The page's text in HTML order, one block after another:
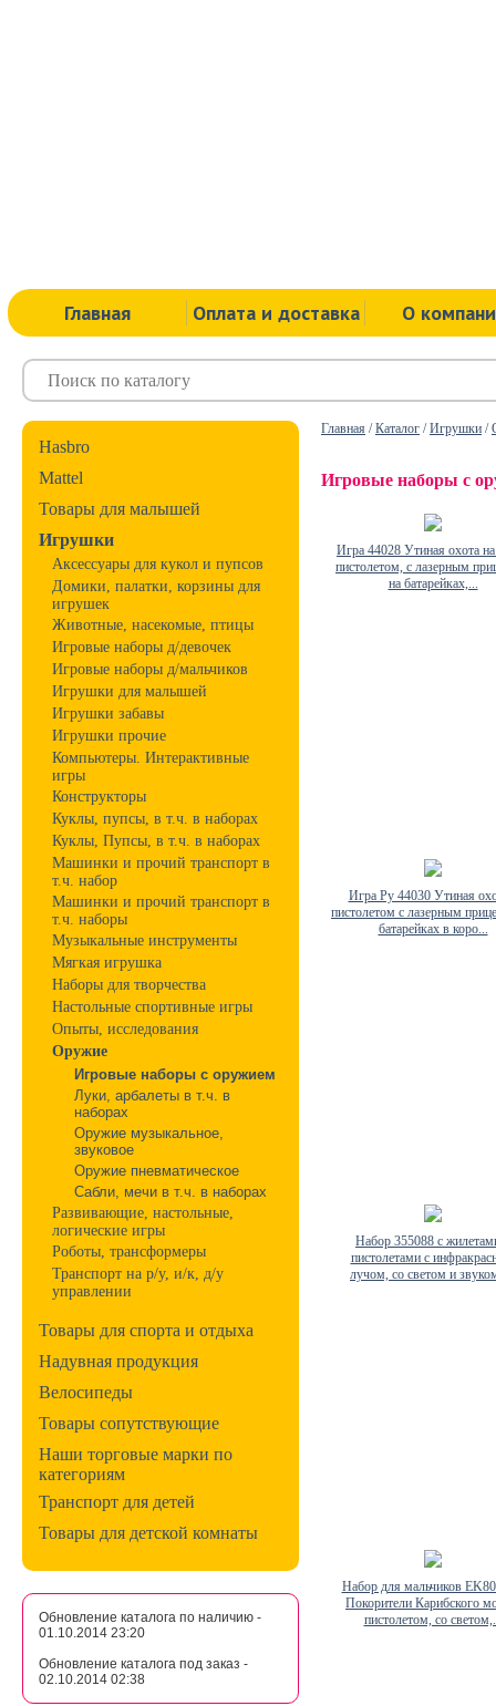
Главная Оплата и доставка О
Hasbro
Mattel
Товары для малышей
Игрушки
Аксессуары для кукол и пупсов
Домики, палатки, корзины для
игрушек
Животные, насекомые, птицы
Игровые наборы д/девочек
Игровые наборы д/мальчиков
Игрушки для малышей
Игрушки забавы
Игрушки прочие
Компьютеры. Интерактивные
игры
Конструкторы
Куклы, пупсы, в т.ч. в наборах
Куклы, Пупсы, в т.ч. в наборах
Машинки и прочий транспорт в
т.ч. набор
Машинки и прочий транспорт в
т.ч. наборы
Музыкальные инструменты
Мягкая игрушка
Наборы для творчества
Настольные спортивные игры
Опыты, исследования
Оружие
Игровые наборы с оружием
Луки, арбалеты в т.ч. в
наборах
Оружие музыкальное,
звуковое
Оружие пневматическое
Сабли, мечи в т.ч. в наборах
Развивающие, настольные,
логические игры
Роботы, трансформеры
Транспорт на р/у, и/к, д/у
управлении
Товары для спорта и отдыха
Надувная продукция
Велосипеды
Товары сопутствующие
Наши торговые марки по
категориям
Транспорт для детей
Товары для детской комнаты
Обновление каталога по наличию -
01.10.2014 23:20
Обновление каталога под заказ -
02.10.2014 02:38
Главная /Каталог /Игрушки /
Игровые наборы с
Игра 44028 Утиная охота
пистолетом, с лазерным
на батарейках,...
Игра Ру 44030 Утиная
пистолетом с лазерным
батарейках в коро...
Набор 355088 с
пистолетами с
лучом, со светом и
Набор для мальчиков
Покорители Карибского
пистолетом, со